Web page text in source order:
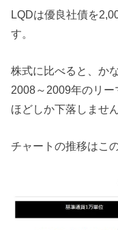
LQDは優良社債を
す。
株式に比べると、か
2008～2009年のリ
ほどしか下落しませ
チャートの推移はこ